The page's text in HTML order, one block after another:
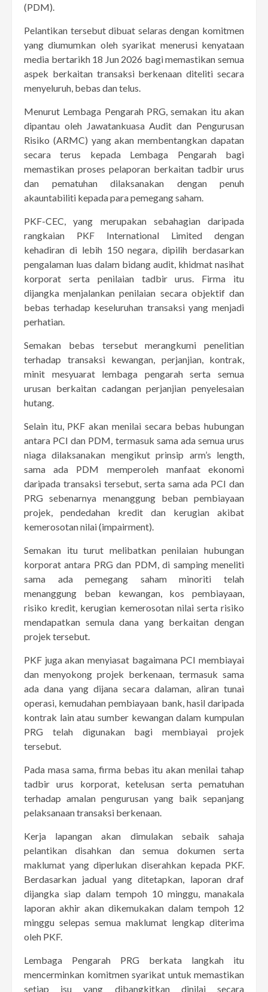
(PDM).
Pelantikan tersebut dibuat selaras dengan komitmen
yang diumumkan oleh syarikat menerusi kenyataan
media bertarikh 18 Jun 2026 bagi memastikan semua
aspek berkaitan transaksi berkenaan diteliti secara
menyeluruh, bebas dan telus.
Menurut Lembaga Pengarah PRG, semakan itu akan
dipantau oleh Jawatankuasa Audit dan Pengurusan
Risiko (ARMC) yang akan membentangkan dapatan
secara terus kepada Lembaga Pengarah bagi
memastikan proses pelaporan berkaitan tadbir urus
dan pematuhan dilaksanakan dengan penuh
akauntabiliti kepada para pemegang saham.
PKF-CEC, yang merupakan sebahagian daripada
rangkaian PKF International Limited dengan
kehadiran di lebih 150 negara, dipilih berdasarkan
pengalaman luas dalam bidang audit, khidmat nasihat
korporat serta penilaian tadbir urus. Firma itu
dijangka menjalankan penilaian secara objektif dan
bebas terhadap keseluruhan transaksi yang menjadi
perhatian.
Semakan bebas tersebut merangkumi penelitian
terhadap transaksi kewangan, perjanjian, kontrak,
minit mesyuarat lembaga pengarah serta semua
urusan berkaitan cadangan perjanjian penyelesaian
hutang.
Selain itu, PKF akan menilai secara bebas hubungan
antara PCI dan PDM, termasuk sama ada semua urus
niaga dilaksanakan mengikut prinsip arm’s length,
sama ada PDM memperoleh manfaat ekonomi
daripada transaksi tersebut, serta sama ada PCI dan
PRG sebenarnya menanggung beban pembiayaan
projek, pendedahan kredit dan kerugian akibat
kemerosotan nilai (impairment).
Semakan itu turut melibatkan penilaian hubungan
korporat antara PRG dan PDM, di samping meneliti
sama ada pemegang saham minoriti telah
menanggung beban kewangan, kos pembiayaan,
risiko kredit, kerugian kemerosotan nilai serta risiko
mendapatkan semula dana yang berkaitan dengan
projek tersebut.
PKF juga akan menyiasat bagaimana PCI membiayai
dan menyokong projek berkenaan, termasuk sama
ada dana yang dijana secara dalaman, aliran tunai
operasi, kemudahan pembiayaan bank, hasil daripada
kontrak lain atau sumber kewangan dalam kumpulan
PRG telah digunakan bagi membiayai projek
tersebut.
Pada masa sama, firma bebas itu akan menilai tahap
tadbir urus korporat, ketelusan serta pematuhan
terhadap amalan pengurusan yang baik sepanjang
pelaksanaan transaksi berkenaan.
Kerja lapangan akan dimulakan sebaik sahaja
pelantikan disahkan dan semua dokumen serta
maklumat yang diperlukan diserahkan kepada PKF.
Berdasarkan jadual yang ditetapkan, laporan draf
dijangka siap dalam tempoh 10 minggu, manakala
laporan akhir akan dikemukakan dalam tempoh 12
minggu selepas semua maklumat lengkap diterima
oleh PKF.
Lembaga Pengarah PRG berkata langkah itu
mencerminkan komitmen syarikat untuk memastikan
setiap isu yang dibangkitkan dinilai secara